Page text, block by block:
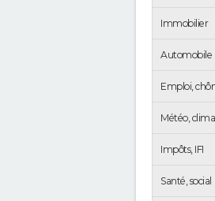
Immobilier
Automobile
Emploi,
Météo,
Impôts, IFI
Santé, social